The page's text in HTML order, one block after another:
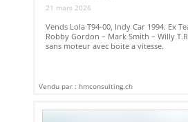
21 mars 2026
Vends Lola T94-00, Indy Car 1994. Ex
Robby Gordon – Mark Smith – Willy
sans moteur avec boite a vitesse.
Vendu par : hmconsulting.ch